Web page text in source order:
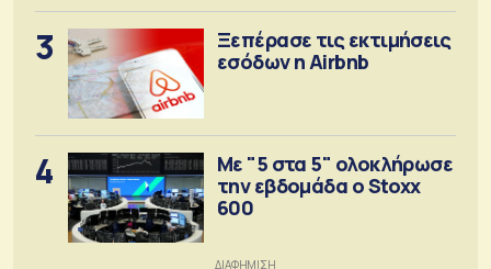
3
Ξεπέρασε τις εκτιμήσεις
εσόδων η Airbnb
4
Με "5 στα 5" ολοκλήρωσε
την εβδομάδα ο Stoxx
600